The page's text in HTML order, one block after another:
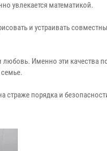
увлекается математикой.
и устраивать
Именно эти качества
порядка и